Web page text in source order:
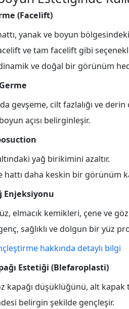
(Facelift)
yanak ve boyun
ve tam facelift gibi
ve doğal bir görünüm
gevşeme, cilt fazlalığı ve
açısı belirginleşir.
yağ birikimini azaltır.
hattı daha keskin bir görünüm
Enjeksiyonu
elmacık kemikleri, çene ve
sağlıklı ve dolgun bir yüz
hakkında detaylı bilgi
Estetiği (Blefaroplasti)
kapağı düşüklüğünü, alt kapak
belirgin şekilde gençleşir.